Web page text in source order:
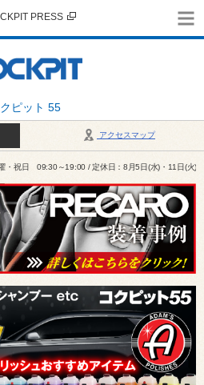
ピット 55
PRESS
アクセスマップ
・祝日 09:30～19:00 / 定休日：8月5日(水)・11日(火)